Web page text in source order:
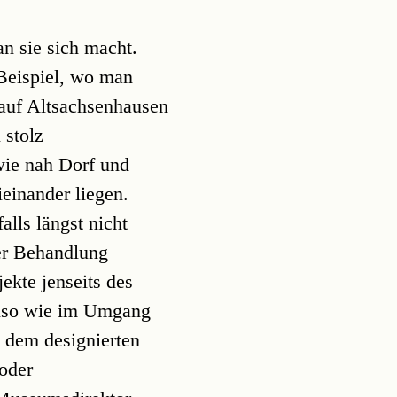
sie sich macht.
wo man
Altsachsenhausen
stolz
nah Dorf und
liegen.
längst nicht
Behandlung
jenseits des
wie im Umgang
designierten